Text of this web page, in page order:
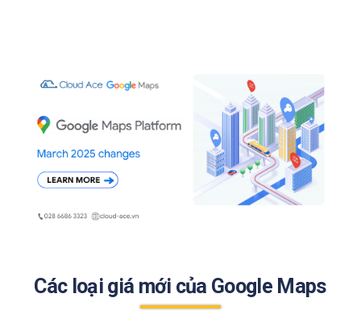
Các loại giá mới của Google Maps